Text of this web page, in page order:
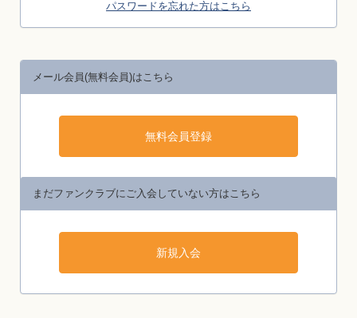
パスワードを忘れた方はこちら
メール会員(無料会員)はこちら
まだファンクラブにご入会していない方はこちら